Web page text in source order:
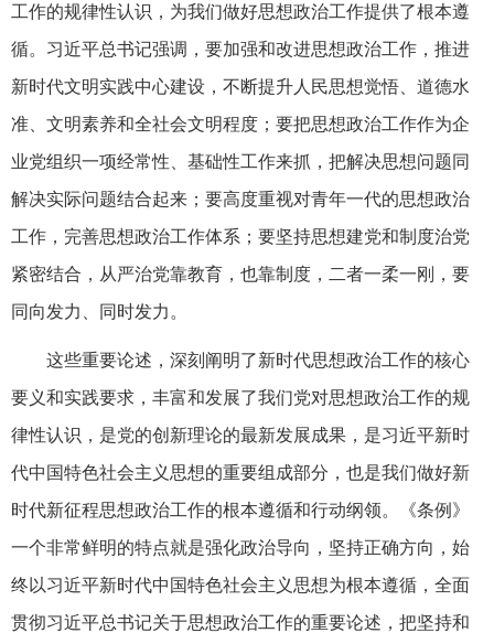
工作的规律性认识，为我们做好思想政治工作提供了根本遵
循。习近平总书记强调，要加强和改进思想政治工作，推进
新时代文明实践中心建设，不断提升人民思想觉悟、道德水
准、文明素养和全社会文明程度；要把思想政治工作作为企
业党组织一项经常性、基础性工作来抓，把解决思想问题同
解决实际问题结合起来；要高度重视对青年一代的思想政治
工作，完善思想政治工作体系；要坚持思想建党和制度治党
紧密结合，从严治党靠教育，也靠制度，二者一柔一刚，要
同向发力、同时发力。
这些重要论述，深刻阐明了新时代思想政治工作的核心
要义和实践要求，丰富和发展了我们党对思想政治工作的规
律性认识，是党的创新理论的最新发展成果，是习近平新时
代中国特色社会主义思想的重要组成部分，也是我们做好新
时代新征程思想政治工作的根本遵循和行动纲领。《条例》
一个非常鲜明的特点就是强化政治导向，坚持正确方向，始
终以习近平新时代中国特色社会主义思想为根本遵循，全面
贯彻习近平总书记关于思想政治工作的重要论述，把坚持和